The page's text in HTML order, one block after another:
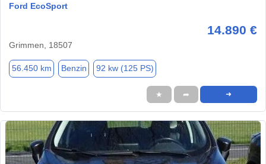
Ford EcoSport
14.890 €
Grimmen, 18507
56.450 km Benzin 92 kw (125 PS)
★ ➦ ➜